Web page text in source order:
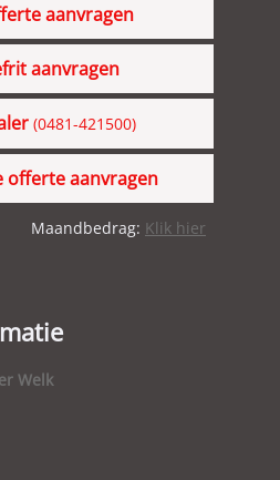
aanvragen
aanvragen
(0481-421500)
offerte aanvragen
Maandbedrag: Klik hier
Welk